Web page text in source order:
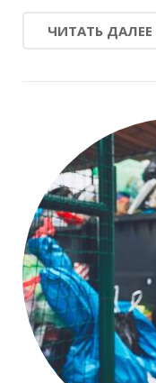
ЧИТАТЬ ДАЛЕЕ